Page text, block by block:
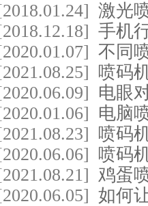
知道…
激光
精密
手机
喷码
呵护…
不同
主要
全的方…
喷码
稳定
项及…
电眼
机的
电脑
时间
喷码
售后
喷码
果不
项及…
鸡蛋
用什
如何